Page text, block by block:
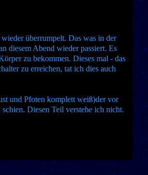
überrumpelt. Das was in der
diesem Abend wieder passiert. Es
zu bekommen. Dieses mal - das
zu erreichen, tat ich dies auch
und Pfoten komplett weiß)der vor
Diesen Teil verstehe ich nicht.